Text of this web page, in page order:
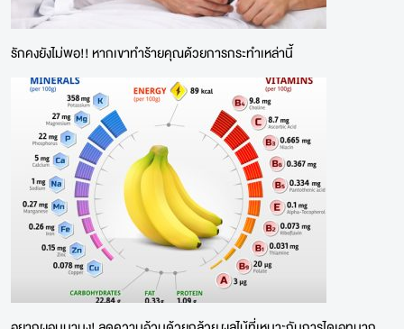
รักคงยังไม่พอ!! หากเขาทำร้ายคุณด้วยการกระทำเหล่านี้